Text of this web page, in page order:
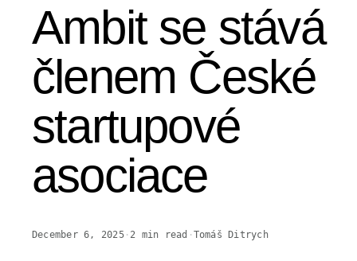
Ambit se stává
členem České
startupové
asociace
December 6, 2025· 2 min read · Tomáš Ditrych